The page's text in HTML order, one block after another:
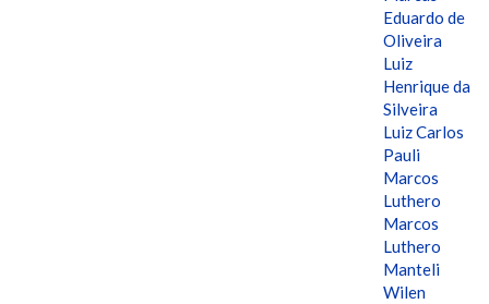
Eduardo de
Oliveira
Luiz
Henrique da
Silveira
Luiz Carlos
Pauli
Marcos
Luthero
Marcos
Luthero
Manteli
Wilen